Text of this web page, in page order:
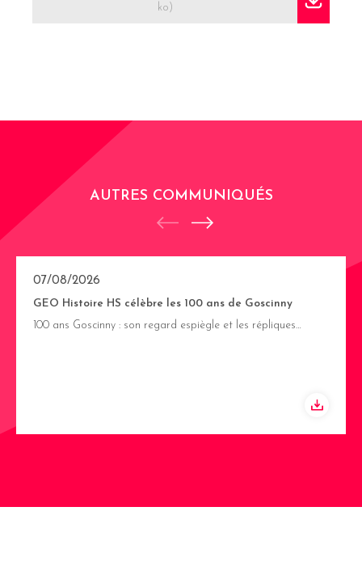
ko)
AUTRES COMMUNIQUÉS
07/08/2026
GEO Histoire HS célèbre les 100 ans de Goscinny
100 ans Goscinny : son regard espiègle et les répliques…